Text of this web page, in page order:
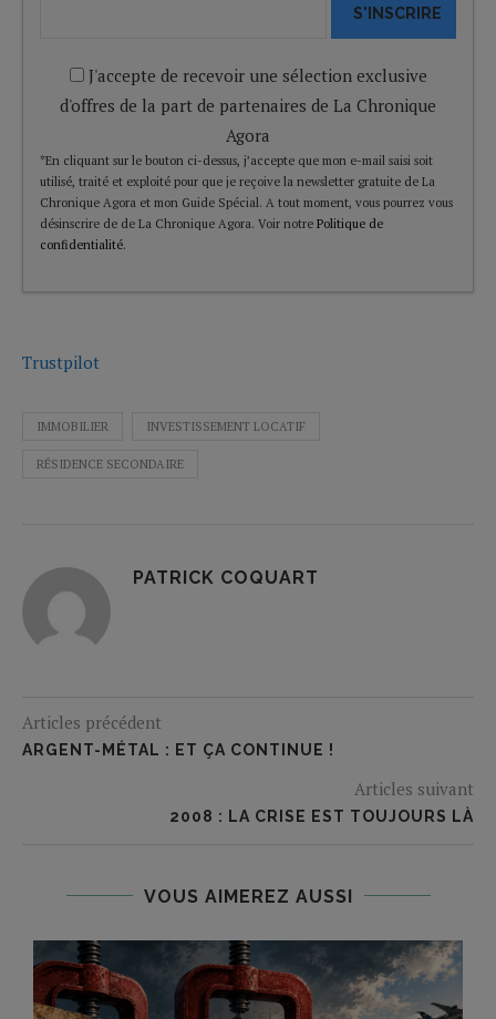
S'INSCRIRE
J'accepte de recevoir une sélection exclusive
d'offres de la part de partenaires de La Chronique
Agora
*En cliquant sur le bouton ci-dessus, j’accepte que mon e-mail saisi soit
utilisé, traité et exploité pour que je reçoive la newsletter gratuite de La
Chronique Agora et mon Guide Spécial. A tout moment, vous pourrez vous
désinscrire de de La Chronique Agora. Voir notre Politique de
confidentialité.
Trustpilot
IMMOBILIER INVESTISSEMENT LOCATIF
RÉSIDENCE SECONDAIRE
PATRICK COQUART
Articles précédent
ARGENT-MÉTAL : ET ÇA CONTINUE !
Articles suivant
2008 : LA CRISE EST TOUJOURS LÀ
VOUS AIMEREZ AUSSI